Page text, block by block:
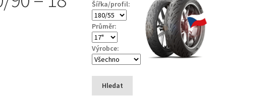
Šířka/profil:
Průměr:
Výrobce:
Hledat